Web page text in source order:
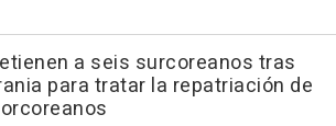
a seis surcoreanos tras
para tratar la repatriación de